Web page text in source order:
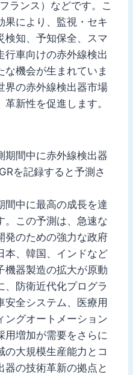
ランス）などです。こ
果により、監視・セキ
検知、予知保全、スマ
行車向けの赤外線検出
機会が生まれていま
界の赤外線検出器市場
新性を促進します。
期間中に赤外線検出器
を記録すると予測さ
間中に最高の成長を達
。この予測は、急速な
発のための強力な政府
本、韓国、インドなど
機器製造の拡大が原動
、防衛近代化プログラ
安全システム、医療用
ングオートメーション
用増加が需要をさらに
の大規模生産能力とコ
器の技術革新の拠点と